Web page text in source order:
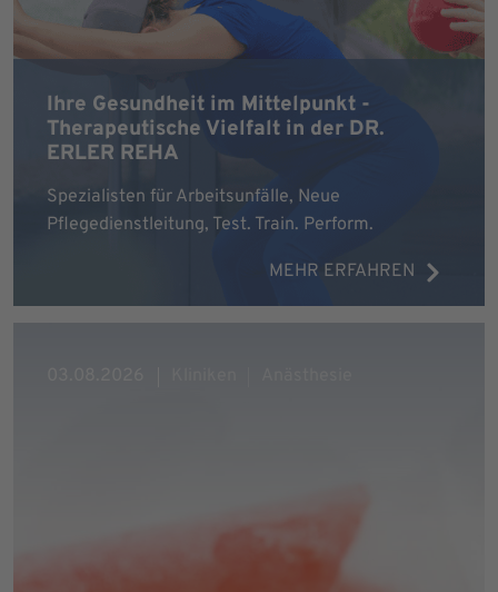
Ihre Gesundheit im Mittelpunkt -
Therapeutische Vielfalt in der DR.
ERLER REHA
Spezialisten für Arbeitsunfälle, Neue
Pflegedienstleitung, Test. Train. Perform.
MEHR ERFAHREN